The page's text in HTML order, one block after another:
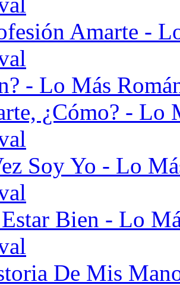
Amarte -
- Lo Más
¿Cómo? - Lo
Soy Yo - Lo
Bien - Lo
De Mis